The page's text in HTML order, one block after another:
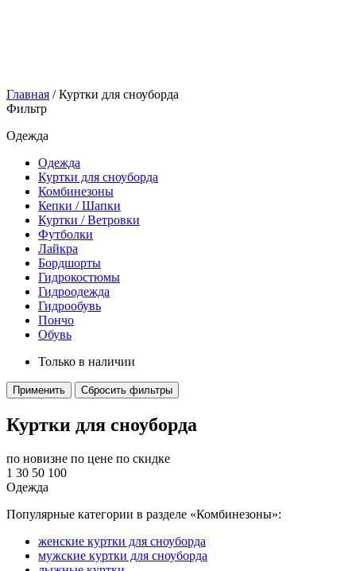
Главная /Куртки для сноуборда
Фильтр
Одежда
Одежда
Куртки для сноуборда
Комбинезоны
Кепки / Шапки
Куртки / Ветровки
Футболки
Лайкра
Бордшорты
Гидрокостюмы
Гидроодежда
Гидрообувь
Пончо
Обувь
Только в наличии
Применить Сбросить фильтры
Куртки для сноуборда
по новизне по цене по скидке
1 30 50 100
Одежда
Популярные категории в разделе «Комбинезоны»:
женские куртки для сноуборда
мужские куртки для сноуборда